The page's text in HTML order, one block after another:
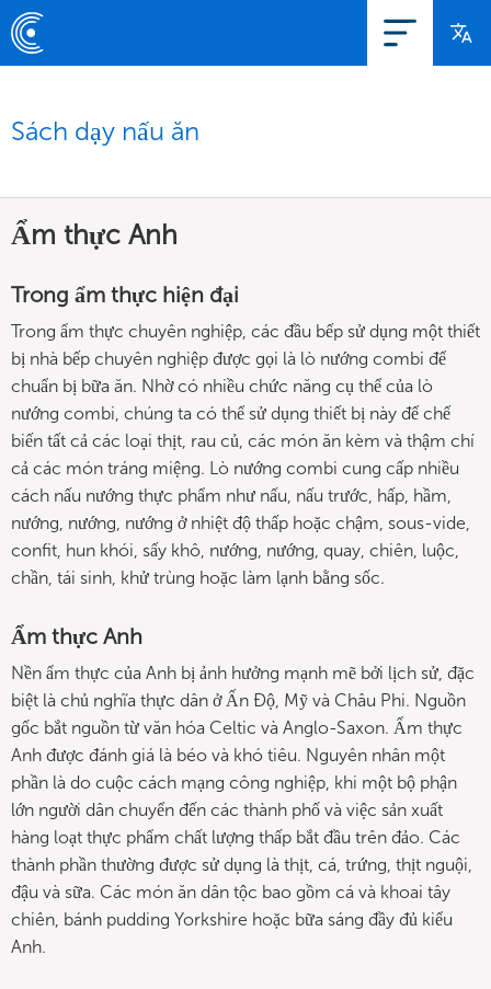
Sách dạy nấu ăn
Ẩm thực Anh
Trong ẩm thực hiện đại
Trong ẩm thực chuyên nghiệp, các đầu bếp sử dụng một thiết
bị nhà bếp chuyên nghiệp được gọi là lò nướng combi để
chuẩn bị bữa ăn. Nhờ có nhiều chức năng cụ thể của lò
nướng combi, chúng ta có thể sử dụng thiết bị này để chế
biến tất cả các loại thịt, rau củ, các món ăn kèm và thậm chí
cả các món tráng miệng. Lò nướng combi cung cấp nhiều
cách nấu nướng thực phẩm như nấu, nấu trước, hấp, hầm,
nướng, nướng, nướng ở nhiệt độ thấp hoặc chậm, sous-vide,
confit, hun khói, sấy khô, nướng, nướng, quay, chiên, luộc,
chần, tái sinh, khử trùng hoặc làm lạnh bằng sốc.
Ẩm thực Anh
Nền ẩm thực của Anh bị ảnh hưởng mạnh mẽ bởi lịch sử, đặc
biệt là chủ nghĩa thực dân ở Ấn Độ, Mỹ và Châu Phi. Nguồn
gốc bắt nguồn từ văn hóa Celtic và Anglo-Saxon. Ẩm thực
Anh được đánh giá là béo và khó tiêu. Nguyên nhân một
phần là do cuộc cách mạng công nghiệp, khi một bộ phận
lớn người dân chuyển đến các thành phố và việc sản xuất
hàng loạt thực phẩm chất lượng thấp bắt đầu trên đảo. Các
thành phần thường được sử dụng là thịt, cá, trứng, thịt nguội,
đậu và sữa. Các món ăn dân tộc bao gồm cá và khoai tây
chiên, bánh pudding Yorkshire hoặc bữa sáng đầy đủ kiểu
Anh.